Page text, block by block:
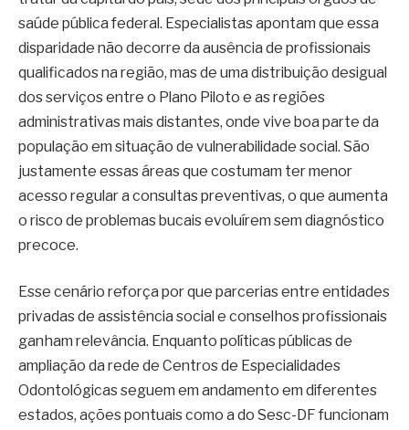
saúde pública federal. Especialistas apontam que essa
disparidade não decorre da ausência de profissionais
qualificados na região, mas de uma distribuição desigual
dos serviços entre o Plano Piloto e as regiões
administrativas mais distantes, onde vive boa parte da
população em situação de vulnerabilidade social. São
justamente essas áreas que costumam ter menor
acesso regular a consultas preventivas, o que aumenta
o risco de problemas bucais evoluírem sem diagnóstico
precoce.
Esse cenário reforça por que parcerias entre entidades
privadas de assistência social e conselhos profissionais
ganham relevância. Enquanto políticas públicas de
ampliação da rede de Centros de Especialidades
Odontológicas seguem em andamento em diferentes
estados, ações pontuais como a do Sesc-DF funcionam